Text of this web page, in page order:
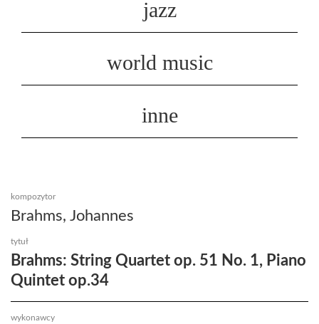
jazz
world music
inne
kompozytor
Brahms, Johannes
tytuł
Brahms: String Quartet op. 51 No. 1, Piano
Quintet op.34
wykonawcy